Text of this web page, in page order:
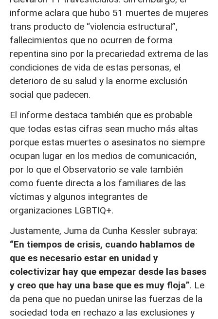
informe aclara que hubo 51 muertes de mujeres
trans producto de “violencia estructural”,
fallecimientos que no ocurren de forma
repentina sino por la precariedad extrema de las
condiciones de vida de estas personas, el
deterioro de su salud y la enorme exclusión
social que padecen.
El informe destaca también que es probable
que todas estas cifras sean mucho más altas
porque estas muertes o asesinatos no siempre
ocupan lugar en los medios de comunicación,
por lo que el Observatorio se vale también
como fuente directa a los familiares de las
víctimas y algunos integrantes de
organizaciones LGBTIQ+.
Justamente, Juma da Cunha Kessler subraya:
“En tiempos de crisis, cuando hablamos de
que es necesario estar en unidad y
colectivizar hay que empezar desde las bases
y creo que hay una base que es muy floja”. Le
da pena que no puedan unirse las fuerzas de la
sociedad toda en rechazo a las exclusiones y